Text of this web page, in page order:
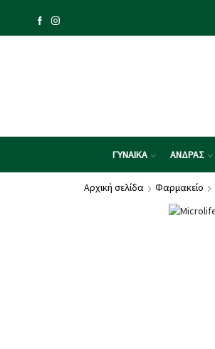
ΓΥΝΑΙΚΑ ΑΝΔΡΑΣ
Αρχική σελίδα Φαρμακείο